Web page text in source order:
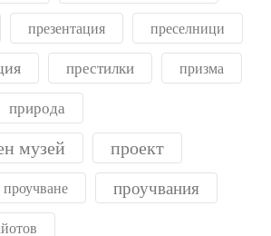
презентация преселници
престилки призма
природа
музей проект
проучване проучвания